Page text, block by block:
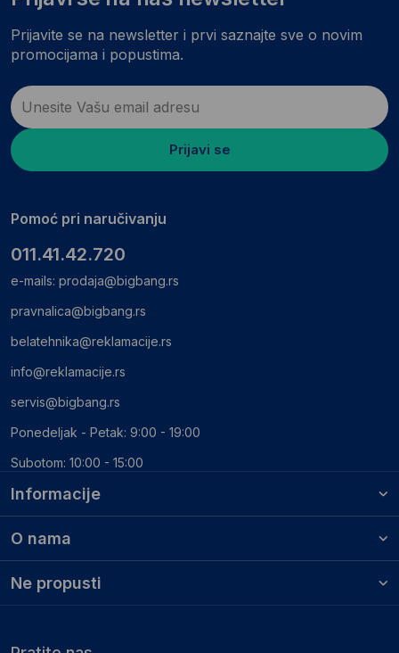
Informacije
O nama
Ne propusti
Prijavite se na newsletter i prvi saznajte sve o novim
promocijama i popustima.
Prijavi se
Pomoć pri naručivanju
011.41.42.720
e-mails: prodaja@bigbang.rs
pravnalica@bigbang.rs
belatehnika@reklamacije.rs
info@reklamacije.rs
servis@bigbang.rs
Ponedeljak - Petak: 9:00 - 19:00
Subotom: 10:00 - 15:00